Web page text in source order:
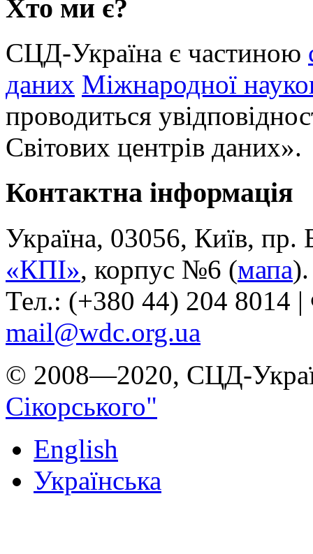
Хто ми є?
СЦД-Україна є частиною
даних Міжнародної
проводиться
Світових центрів даних».
Контактна інформація
Україна, 03056, Київ, пр.
«КПІ», корпус №6 (мапа).
Тел.: (+380 44) 204 8014
mail@wdc.org.ua
© 2008—2020, СЦД-
Сікорського"
English
Українська